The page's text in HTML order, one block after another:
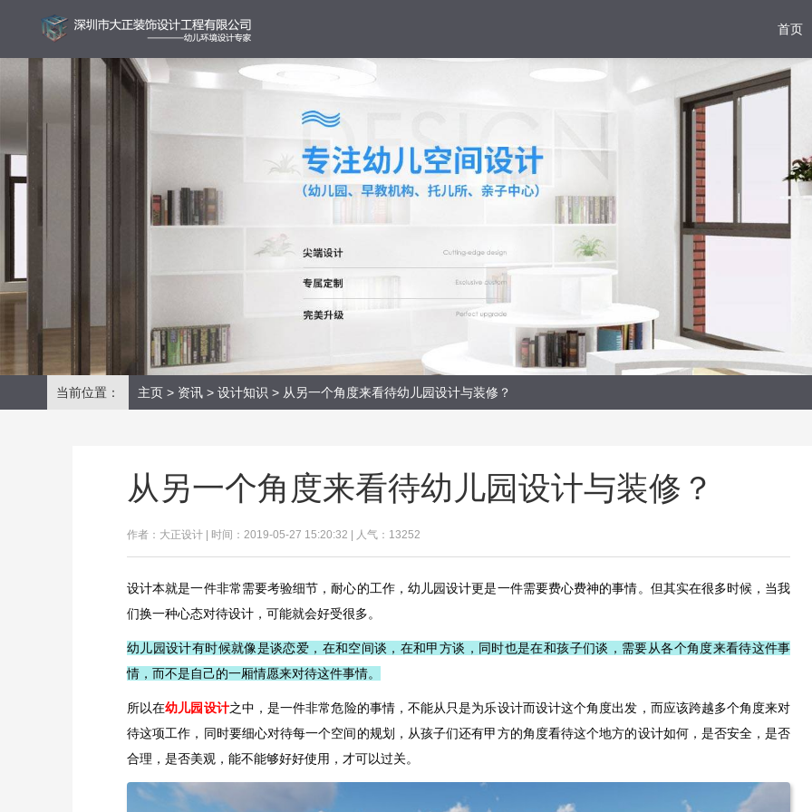
首页
当前位置： 主页 > 资讯 > 设计知识 > 从另一个角度来看待幼儿园设计与装修？
从另一个角度来看待幼儿园设计与装修？
作者：大正设计 | 时间：2019-05-27 15:20:32 | 人气：13252
设计本就是一件非常需要考验细节，耐心的工作，幼儿园设计更是一件需要费心费神的事情。但其实在很多时候，当我
们换一种心态对待设计，可能就会好受很多。
幼儿园设计有时候就像是谈恋爱，在和空间谈，在和甲方谈，同时也是在和孩子们谈，需要从各个角度来看待这件事
情，而不是自己的一厢情愿来对待这件事情。
所以在幼儿园设计之中，是一件非常危险的事情，不能从只是为乐设计而设计这个角度出发，而应该跨越多个角度来对
待这项工作，同时要细心对待每一个空间的规划，从孩子们还有甲方的角度看待这个地方的设计如何，是否安全，是否
合理，是否美观，能不能够好好使用，才可以过关。